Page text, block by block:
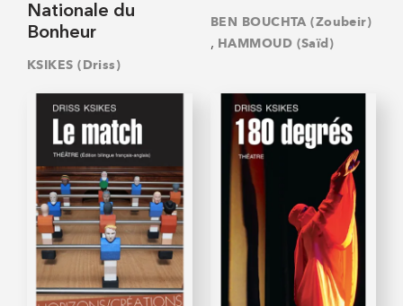
Nationale du
Bonheur
KSIKES (Driss)
BEN BOUCHTA (Zoubeir)
, HAMMOUD (Saïd)